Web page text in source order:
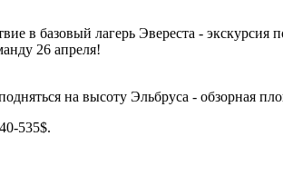
в базовый лагерь Эвереста -
26 апреля!
на высоту Эльбруса - обзорная
535$.